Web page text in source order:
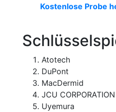
Kostenlose Probe
Atotech
DuPont
MacDermid
JCU CORPORATION
Uyemura